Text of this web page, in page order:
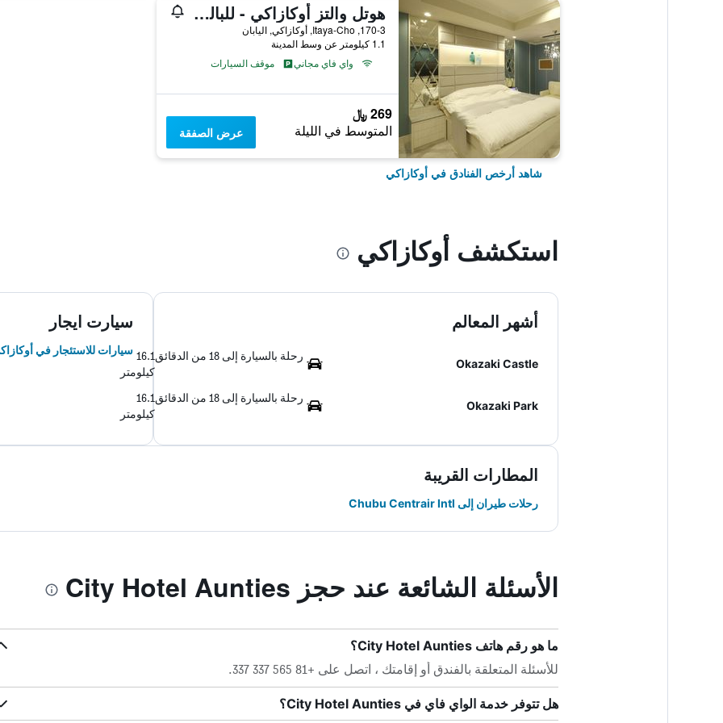
هوتل والتز أوكازاكي - للبالغين فقط
170-3, Itaya-Cho, أوكازاكي, اليابان
1.1 كيلومتر عن وسط المدينة
واي فاي مجاني
موقف السيارات
269 ﷼
المتوسط في الليلة عرض الصفقة
شاهد أرخص الفنادق في أوكازاكي
استكشف أوكازاكي
أشهر المعالم
Okazaki Castle
رحلة بالسيارة إلى 18 من الدقائق
16.1
كيلومتر
Okazaki Park
رحلة بالسيارة إلى 18 من الدقائق
16.1
كيلومتر
سيارت ايجار
سيارات للاستئجار في
المطارات القريبة
رحلات طيران إلى Chubu Centrair Intl
الأسئلة الشائعة عند حجز City Hotel Aunties
ما هو رقم هاتف City Hotel Aunties؟
للأسئلة المتعلقة بالفندق أو إقامتك ، اتصل على +81 565 337 337.
هل تتوفر خدمة الواي فاي في City Hotel Aunties؟